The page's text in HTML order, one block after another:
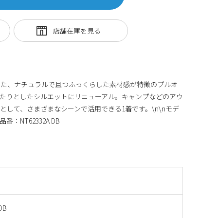
、ナチュラルで且つふっくらした素材感が特徴のプルオ
りとしたシルエットにリニューアル。キャンプなどのアウ
して、さまざまなシーンで活用できる1着です。\n\nモデ
：NT62332A DB